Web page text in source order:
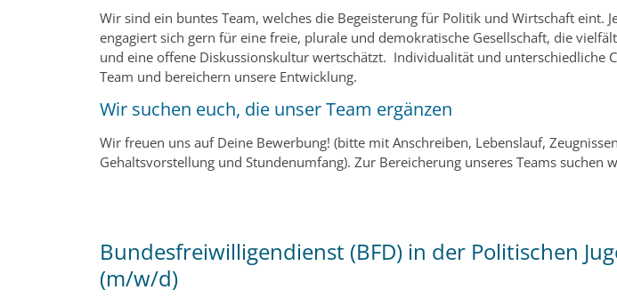
Wir sind ein buntes Team, welches die Begeisterung für Politik und Wirtschaft eint.
engagiert sich gern für eine freie, plurale und demokratische Gesellschaft, die
und eine offene Diskussionskultur wertschätzt. Individualität und unterschiedliche
Team und bereichern unsere Entwicklung.
Wir suchen euch, die unser Team ergänzen
Wir freuen uns auf Deine Bewerbung! (bitte mit Anschreiben, Lebenslauf,
Gehaltsvorstellung und Stundenumfang). Zur Bereicherung unseres Teams suchen
Bundesfreiwilligendienst (BFD) in der Politischen
(m/w/d)